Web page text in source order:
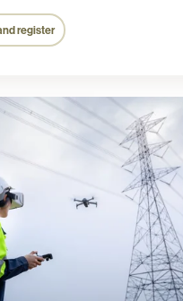
register